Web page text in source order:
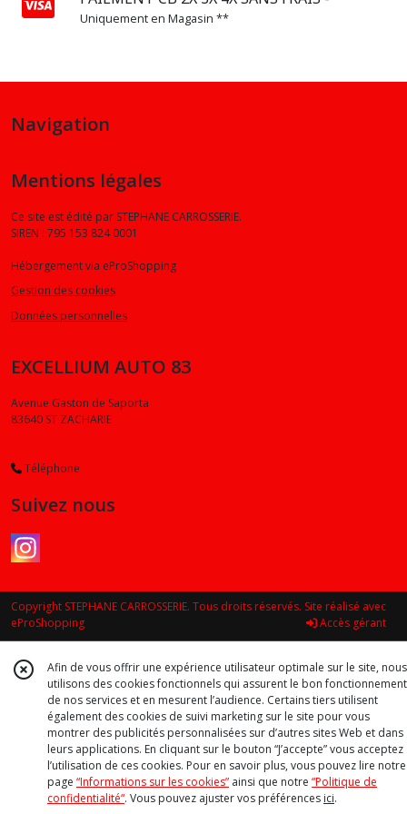
Uniquement en Magasin **
Navigation
Mentions légales
Ce site est édité par STEPHANE CARROSSERIE.
SIREN : 795 153 824 0001
Hébergement via eProShopping
Gestion des cookies
Données personnelles
EXCELLIUM AUTO 83
Avenue Gaston de Saporta
83640 ST ZACHARIE
Téléphone
Suivez nous
Copyright STEPHANE CARROSSERIE. Tous droits réservés. Site réalisé avec
eProShopping
Accès gérant
Afin de vous offrir une expérience utilisateur optimale sur le site, nous
utilisons des cookies fonctionnels qui assurent le bon fonctionnement
de nos services et en mesurent l’audience. Certains tiers utilisent
également des cookies de suivi marketing sur le site pour vous
montrer des publicités personnalisées sur d’autres sites Web et dans
leurs applications. En cliquant sur le bouton “J’accepte” vous acceptez
l’utilisation de ces cookies. Pour en savoir plus, vous pouvez lire notre
page “Informations sur les cookies” ainsi que notre “Politique de
confidentialité“. Vous pouvez ajuster vos préférences ici.